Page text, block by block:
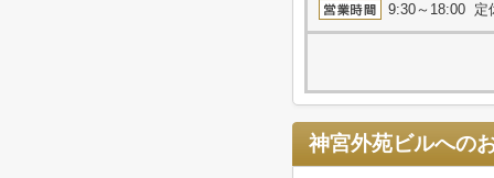
9:30～18:00 定
神宮外苑ビルへの